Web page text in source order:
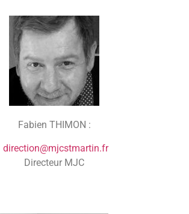
Fabien THIMON :
direction@mjcstmartin.fr
Directeur MJC